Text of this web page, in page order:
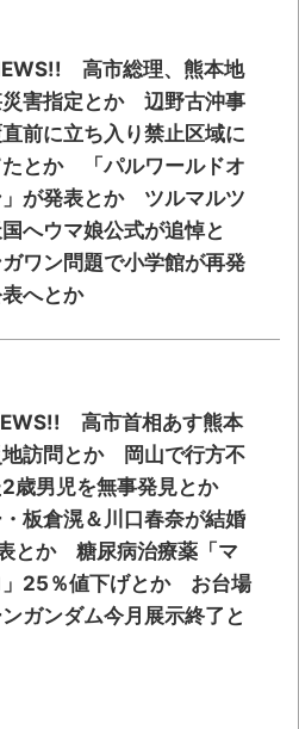
高市総理、熊本地
災害指定とか 辺野古沖事
前に立ち入り禁止区域に
たとか 「パルワールドオ
」が発表とか ツルマルツ
へウマ娘公式が追悼と
ワン問題で小学館が再発
へとか
高市首相あす熊本
地訪問とか 岡山で行方不
2歳男児を無事発見とか
板倉滉＆川口春奈が結婚
とか 糖尿病治療薬「マ
」25％値下げとか お台場
ガンダム今月展示終了と